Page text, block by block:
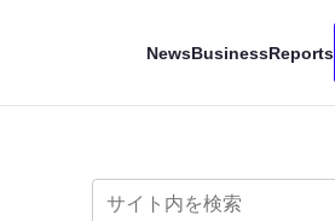
NewsBusinessReports